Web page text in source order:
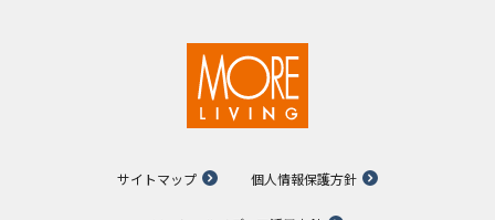
サイトマップ 個人情報保護方針